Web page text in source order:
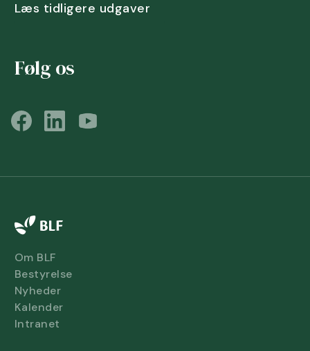
Læs tidligere udgaver
Følg os
Om BLF
Bestyrelse
Nyheder
Kalender
Intranet